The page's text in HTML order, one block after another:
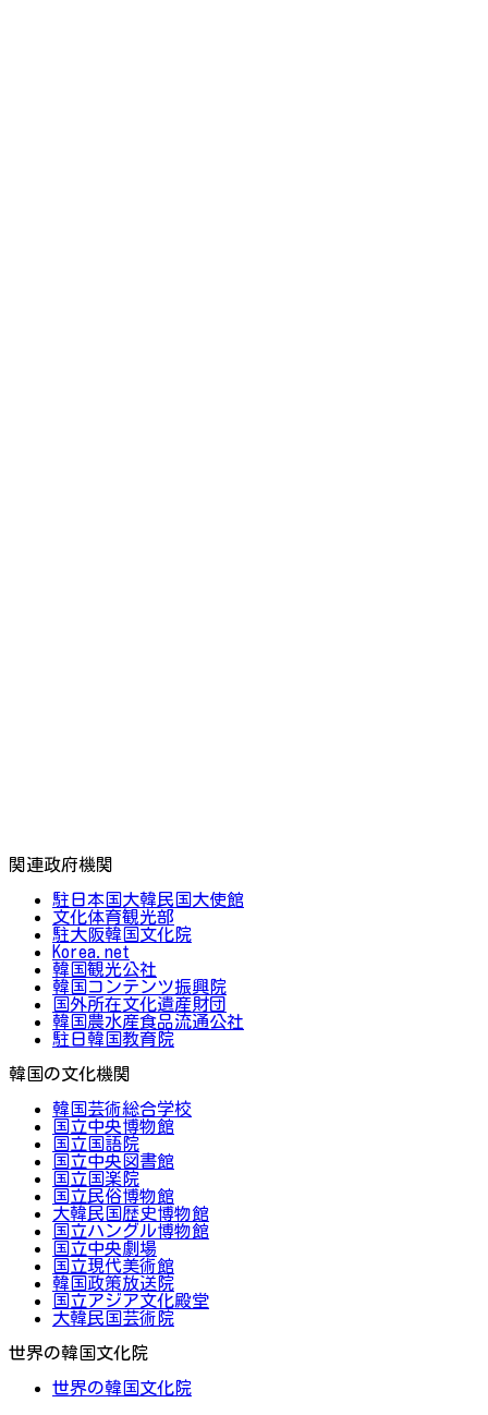
関連政府機関
駐日本国大韓民国大使館
文化体育観光部
駐大阪韓国文化院
Korea.net
韓国観光公社
韓国コンテンツ振興院
国外所在文化遺産財団
韓国農水産食品流通公社
駐日韓国教育院
韓国の文化機関
韓国芸術総合学校
国立中央博物館
国立国語院
国立中央図書館
国立国楽院
国立民俗博物館
大韓民国歴史博物館
国立ハングル博物館
国立中央劇場
国立現代美術館
韓国政策放送院
国立アジア文化殿堂
大韓民国芸術院
世界の韓国文化院
世界の韓国文化院